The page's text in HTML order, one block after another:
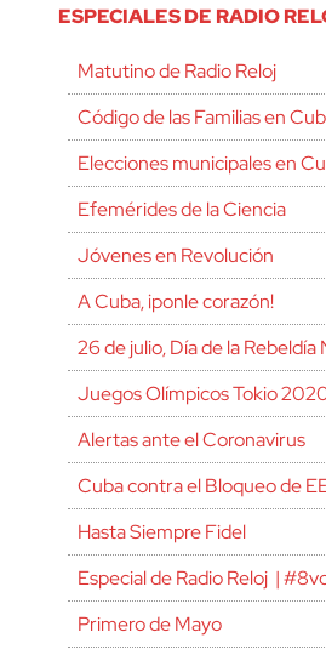
ESPECIALES DE RADIO
Matutino de Radio Reloj
Código de las Familias en
Elecciones municipales en
Efemérides de la Ciencia
Jóvenes en Revolución
A Cuba, ¡ponle corazón!
26 de julio, Día de la Rebeldía
Juegos Olímpicos Tokio
Alertas ante el Coronavirus
Cuba contra el Bloqueo de
Hasta Siempre Fidel
Especial de Radio Reloj |
Primero de Mayo